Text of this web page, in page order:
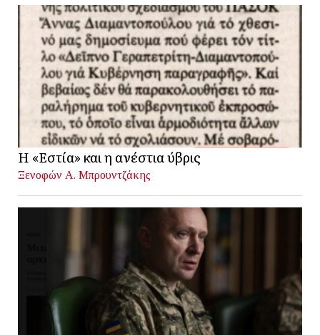
Η «Εστία» και η ανέστια ύβρις
Ξενοφών Α. Μπρουντζάκης